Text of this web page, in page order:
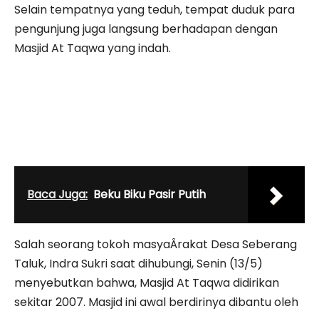
Selain tempatnya yang teduh, tempat duduk para
pengunjung juga langsung berhadapan dengan
Masjid At Taqwa yang indah.
Baca Juga: Beku Biku Pasir Putih
Salah seorang tokoh masyaÂ­rakat Desa Seberang
Taluk, Indra Sukri saat dihubungi, Senin (13/5)
menyebutkan bahwa, Masjid At Taqwa didirikan
sekitar 2007. Masjid ini awal berdirinya dibantu oleh